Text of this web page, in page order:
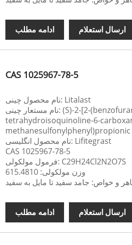
ادامه مطلب ارسال استعلام
CAS 1025967-78-5
نام محصول چینی: Litalast
نام مستعار چینی: (S)-2-[2-(benzofuran-6-carbonyl)-5،7-dichloro-1،2،3،4-
tetrahydroisoquinoline-6-
methanesulfonylphenyl)propionic
نام محصول انگلیسی: Lifitegrast
CAS 1025967-78-5
فرمول مولکولی: C29H24Cl2N2O7S
وزن مولکولی: 615.4810
و خواص: جامد سفید تا مایل به سفید
ادامه مطلب ارسال استعلام